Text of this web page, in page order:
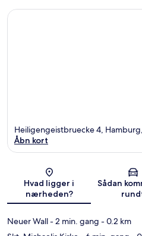
Heiligengeistbruecke 4,
Åbn kort
Hvad ligger i
nærheden?
Sådan
Neuer Wall- 2 min. gang - 0.2 km